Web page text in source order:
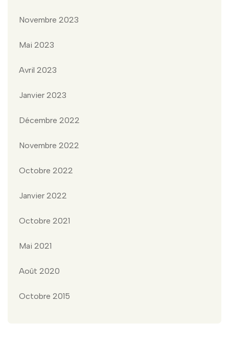
Novembre 2023
Mai 2023
Avril 2023
Janvier 2023
Décembre 2022
Novembre 2022
Octobre 2022
Janvier 2022
Octobre 2021
Mai 2021
Août 2020
Octobre 2015